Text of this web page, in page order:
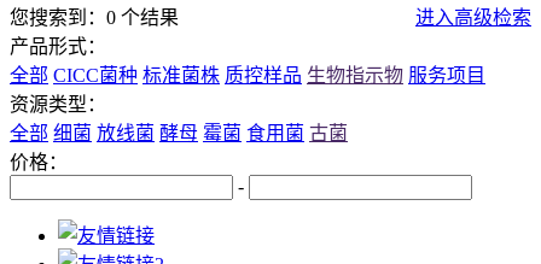
您搜索到：0 个结果
进入高级检索
产品形式：
全部 CICC菌种 标准菌株 质控样品 生物指示物 服务项目
资源类型：
全部 细菌 放线菌 酵母 霉菌 食用菌 古菌
价格：
-